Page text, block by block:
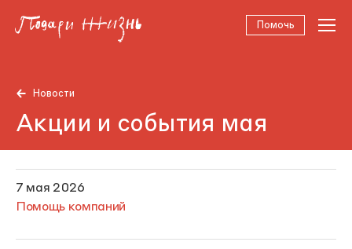
Помочь
Новости
Акции и события мая
7 мая 2026
Помощь компаний